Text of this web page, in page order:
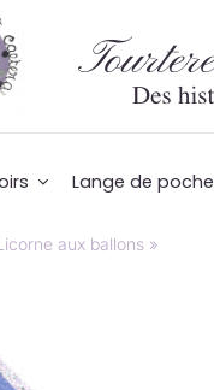
Lange de poche
aux ballons »